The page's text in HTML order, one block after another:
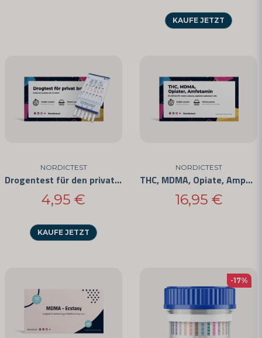
KAUFE JETZT
NORDICTEST
Drogentest für den privaten Gebrauch - Einfach anzuwenden und CE-zertifiziert
4,95 €
KAUFE JETZT
NORDICTEST
THC, MDMA, Opiate, Amphetamine - 4 Substanzen
16,95 €
-17%